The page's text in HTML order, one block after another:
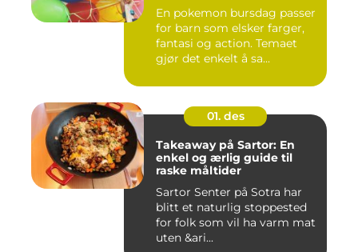
En pokemon bursdag passer
for barn som elsker farger,
fantasi og action. Temaet
gjør det enkelt å sa...
01. des
Takeaway på Sartor: En
enkel og ærlig guide til
raske måltider
Sartor Senter på Sotra har
blitt et naturlig stoppested
for folk som vil ha varm mat
uten &ari...